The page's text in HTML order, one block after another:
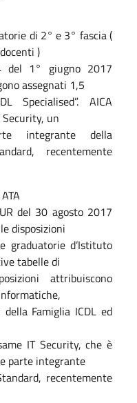
di 2° e 3° fascia (
)
del 1° giugno 2017
assegnati 1,5
Specialised”. AICA
Security, un
integrante della
recentemente
del 30 agosto 2017
disposizioni
graduatorie d’Istituto
tabelle di
attribuiscono
Famiglia ICDL ed
IT Security, che è
parte integrante
recentemente